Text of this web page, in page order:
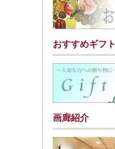
おすすめギフト
画廊紹介